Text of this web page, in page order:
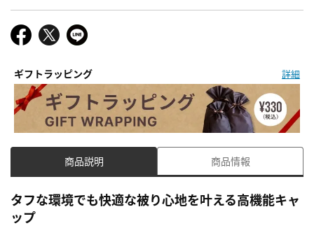
ギフトラッピング 詳細
商品説明 商品情報
タフな環境でも快適な被り心地を叶える高機能キャ
ップ